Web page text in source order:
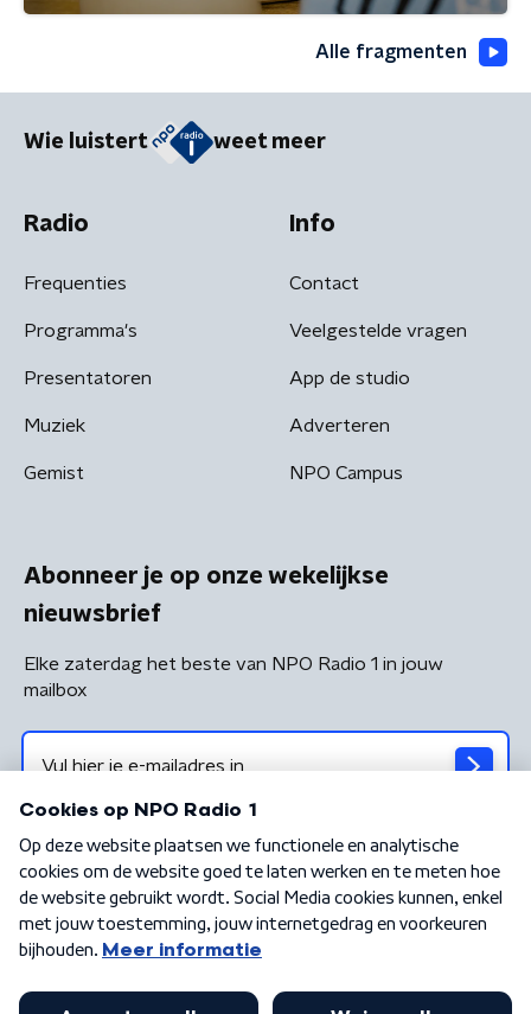
Alle fragmenten
Wie luistert weet meer
Radio
Frequenties
Programma's
Presentatoren
Muziek
Gemist
Info
Contact
Veelgestelde vragen
App de studio
Adverteren
NPO Campus
Abonneer je op onze wekelijkse
nieuwsbrief
Elke zaterdag het beste van NPO Radio 1 in jouw
mailbox
Algemene voorwaarden Privacybeleid